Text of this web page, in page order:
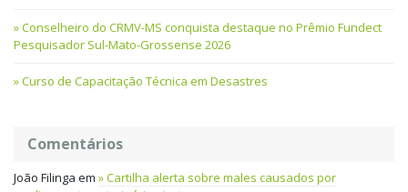
Conselheiro do CRMV-MS conquista destaque no Prêmio Fundect
Pesquisador Sul-Mato-Grossense 2026
Curso de Capacitação Técnica em Desastres
Comentários
João Filinga em
Cartilha alerta sobre males causados por